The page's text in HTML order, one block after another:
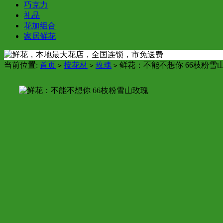
巧克力
礼品
花加组合
家居鲜花
当前位置: 首页 > 按花材 > 玫瑰 > 鲜花：不能不想你 66枝粉雪